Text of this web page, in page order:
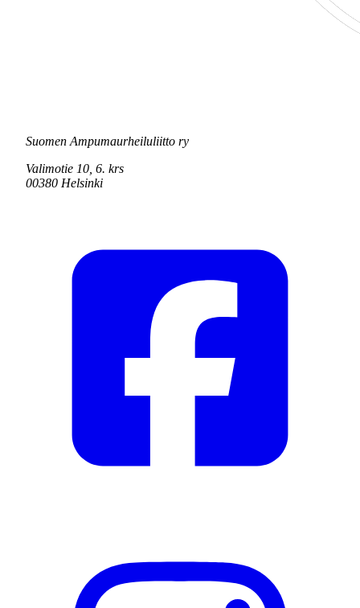
Suomen Ampumaurheiluliitto ry
Valimotie 10, 6. krs
00380 Helsinki